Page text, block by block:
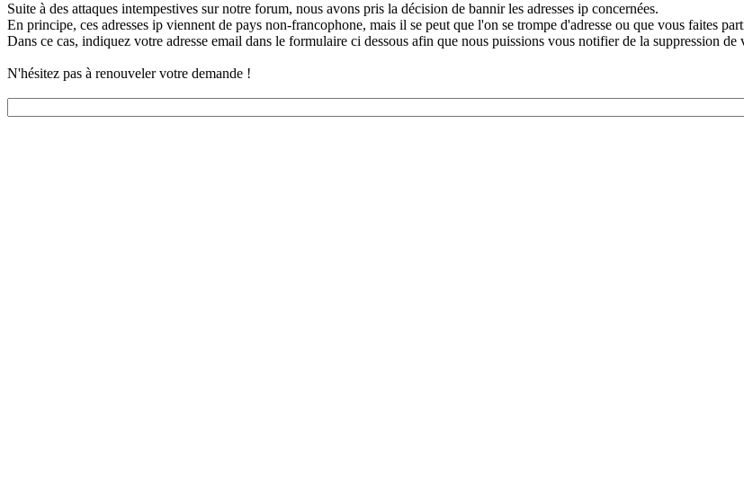
Suite à des attaques intempestives sur notre forum, nous avons pris la décision de bannir les adresses ip concernées.
En principe, ces adresses ip viennent de pays non-francophone, mais il se peut que l'on se trompe d'adresse ou que vous faites
Dans ce cas, indiquez votre adresse email dans le formulaire ci dessous afin que nous puissions vous notifier de la suppression
N'hésitez pas à renouveler votre demande !